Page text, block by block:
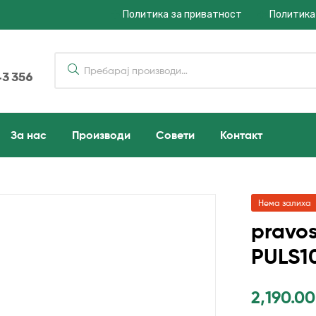
Политика за приватност
356
За нас Производи Совети Контакт
Нема залиха